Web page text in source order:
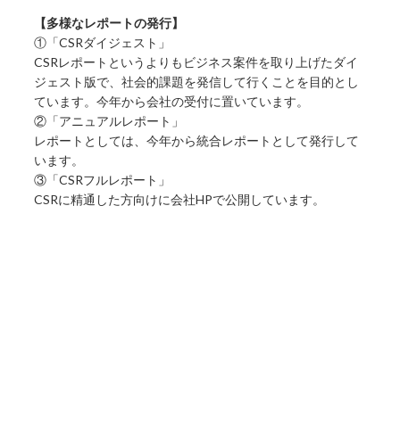
【多様なレポートの発行】
①「CSRダイジェスト」
CSRレポートというよりもビジネス案件を取り上げたダイ
ジェスト版で、社会的課題を発信して行くことを目的とし
ています。今年から会社の受付に置いています。
②「アニュアルレポート」
レポートとしては、今年から統合レポートとして発行して
います。
③「CSRフルレポート」
CSRに精通した方向けに会社HPで公開しています。